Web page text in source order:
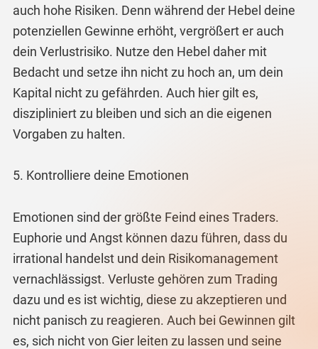
auch hohe Risiken. Denn während der Hebel deine
potenziellen Gewinne erhöht, vergrößert er auch
dein Verlustrisiko. Nutze den Hebel daher mit
Bedacht und setze ihn nicht zu hoch an, um dein
Kapital nicht zu gefährden. Auch hier gilt es,
diszipliniert zu bleiben und sich an die eigenen
Vorgaben zu halten.
5. Kontrolliere deine Emotionen
Emotionen sind der größte Feind eines Traders.
Euphorie und Angst können dazu führen, dass du
irrational handelst und dein Risikomanagement
vernachlässigst. Verluste gehören zum Trading
dazu und es ist wichtig, diese zu akzeptieren und
nicht panisch zu reagieren. Auch bei Gewinnen gilt
es, sich nicht von Gier leiten zu lassen und seine